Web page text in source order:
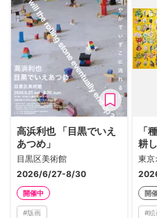
高浜利也 「目黒でいえ
あつめ」
目黒区美術館
2026/6/27-8/30
開催中
#版画
「
耕
開
#絵